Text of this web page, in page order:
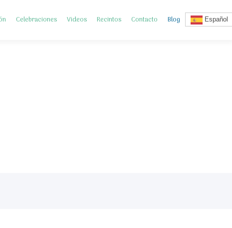
Celebraciones Videos Recintos Contacto Blog Español